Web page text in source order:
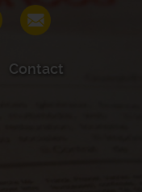
Contact